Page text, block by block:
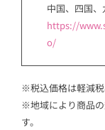
中国、四国、
https://
o/
※税込価格は軽減税
※地域により商品
す。